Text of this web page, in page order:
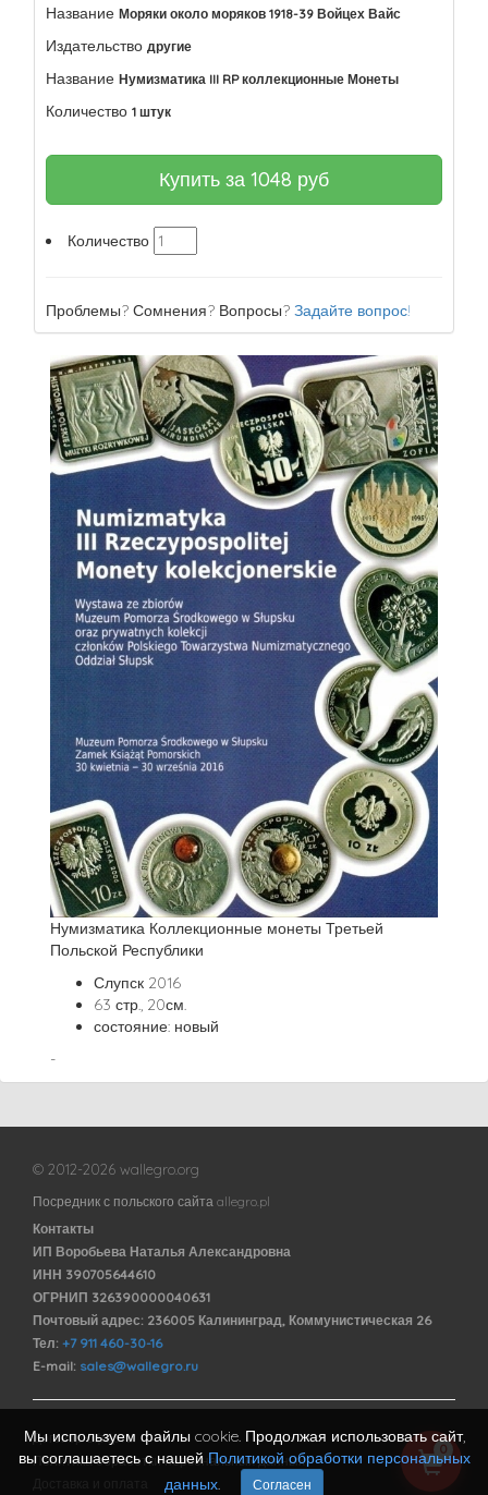
Название Моряки около моряков 1918-39 Войцех Вайс
Издательство другие
Название Нумизматика III RP коллекционные Монеты
Количество 1 штук
Купить за 1048 руб
Количество
Проблемы? Сомнения? Вопросы? Задайте вопрос!
Нумизматика Коллекционные монеты Третьей
Польской Республики
Слупск 2016
63 стр., 20см.
состояние: новый
-
© 2012-2026 wallegro.org
Посредник с польского сайта allegro.pl
Контакты
ИП Воробьева Наталья Александровна
ИНН 390705644610
ОГРНИП 326390000040631
Почтовый адрес: 236005 Калининград, Коммунистическая 26
Тел: +7 911 460-30-16
E-mail: sales@wallegro.ru
Договор оферты
Политика обработки персональных данных
0
Мы используем файлы cookie. Продолжая использовать сайт,
вы соглашаетесь с нашей Политикой обработки персональных
данных
Согласен